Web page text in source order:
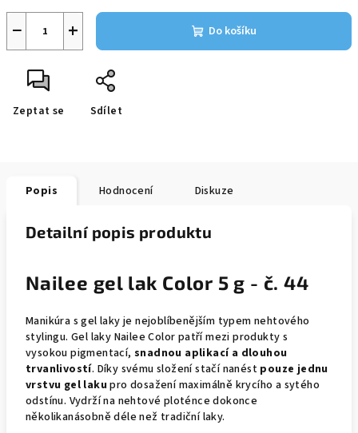
+
− Do košíku
Zeptat se Sdílet
Popis Hodnocení Diskuze
Detailní popis produktu
Nailee gel lak Color 5 g - č. 44
Manikúra s gel laky je nejoblíbenějším typem nehtového
stylingu. Gel laky Nailee Color patří mezi produkty s
vysokou pigmentací, snadnou aplikací a dlouhou
trvanlivostí. Díky svému složení stačí nanést pouze jednu
vrstvu gel laku pro dosažení maximálně krycího a sytého
odstínu. Vydrží na nehtové ploténce dokonce
několikanásobně déle než tradiční laky.